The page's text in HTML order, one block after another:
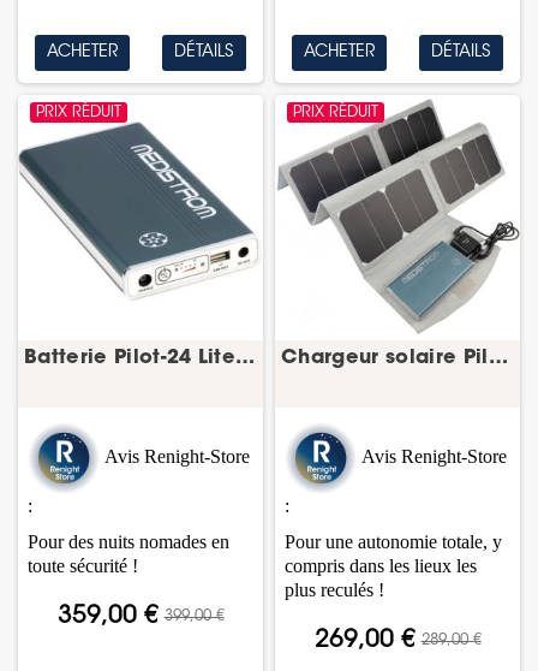
ACHETER DÉTAILS ACHETER DÉTAILS
PRIX RÉDUIT
Batterie Pilot-24 Lite – CPAP/PPC de voyage
359,00 € 399,00 €
Avis Renight-Store
:
Pour des nuits nomades en
toute sécurité !
PRIX RÉDUIT
Chargeur solaire Pilot-24 Lite – batterie CPAP
269,00 € 289,00 €
Avis Renight-Store
:
Pour une autonomie totale, y
compris dans les lieux les
plus reculés !